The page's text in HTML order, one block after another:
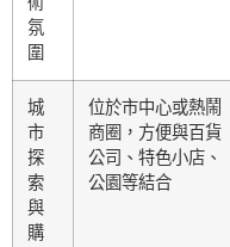
氛
圍
城
市
探
索
與
購
位於市中心或熱鬧
商圈，方便與百貨
公司、特色小店、
公園等結合